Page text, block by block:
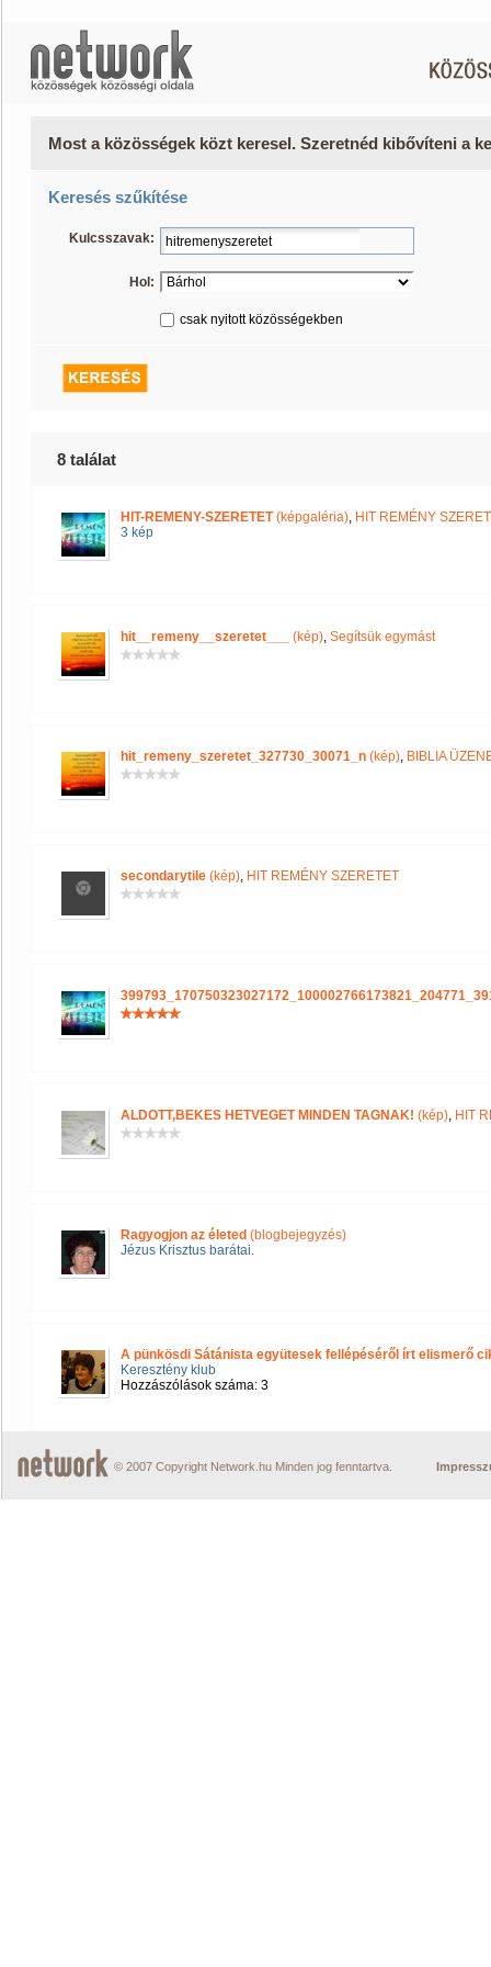
Most a közösségek közt keresel. Szeretnéd kibővíteni a
Keresés szűkítése
Kulcsszavak:
Hol:
csak nyitott közösségekben
8 találat
HIT-REMENY-SZERETET(képgaléria), HIT REMÉNY
3 kép
hit__remeny__szeretet___ (kép), Segítsük egymást
hit_remeny_szeretet_327730_30071_n (kép), BIBLIA
secondarytile (kép), HIT REMÉNY SZERETET
ALDOTT,BEKES HETVEGET MINDEN TAGNAK! (kép), HIT
Ragyogjon az életed (blogbejegyzés)
Jézus Krisztus barátai.
A pünkösdi Sátánista együtesek fellépéséről írt elismerő
Keresztény klub
Hozzászólások száma: 3
© 2007 Copyright Network.hu Minden jog fenntartva.